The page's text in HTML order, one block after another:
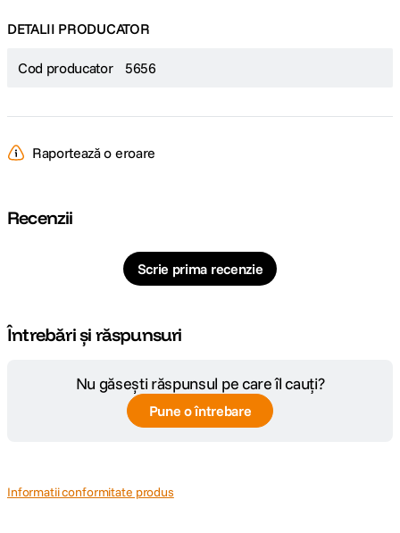
DETALII PRODUCATOR
Cod producator 5656
Raportează o eroare
Recenzii
Scrie prima recenzie
Întrebări și răspunsuri
Nu găsești răspunsul pe care îl cauți?
Pune o întrebare
Informatii conformitate produs